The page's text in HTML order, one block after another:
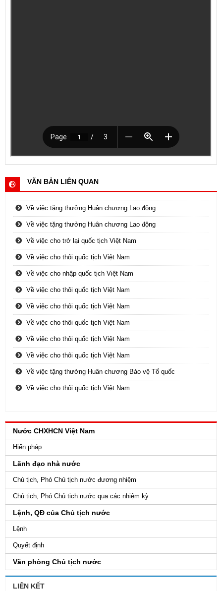
VĂN BẢN LIÊN QUAN
Về việc tặng thưởng Huân chương Lao động
Về việc tặng thưởng Huân chương Lao động
Về việc cho trở lại quốc tịch Việt Nam
Về việc cho thôi quốc tịch Việt Nam
Về việc cho nhập quốc tịch Việt Nam
Về việc cho thôi quốc tịch Việt Nam
Về việc cho thôi quốc tịch Việt Nam
Về việc cho thôi quốc tịch Việt Nam
Về việc cho thôi quốc tịch Việt Nam
Về việc cho thôi quốc tịch Việt Nam
Về việc tặng thưởng Huân chương Bảo vệ Tổ quốc
Về việc cho thôi quốc tịch Việt Nam
Nước CHXHCN Việt Nam
Hiến pháp
Lãnh đạo nhà nước
Chủ tịch, Phó Chủ tịch nước đương nhiệm
Chủ tịch, Phó Chủ tịch nước qua các nhiệm kỳ
Lệnh, QĐ của Chủ tịch nước
Lệnh
Quyết định
Văn phòng Chủ tịch nước
LIÊN KẾT